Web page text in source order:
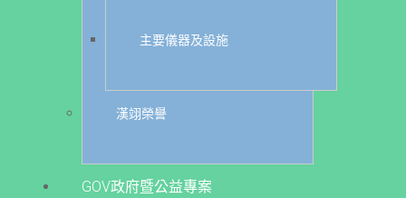
主要儀器及設施
漢翊榮譽
GOV政府暨公益專案